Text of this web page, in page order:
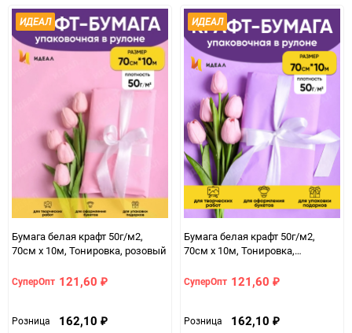
ИДЕАЛ
Бумага белая крафт 50г/м2,
70см x 10м, Тонировка, розовый
СуперОпт 121,60 ₽
Розница 162,10 ₽
ИДЕАЛ
Бумага белая крафт 50г/м2,
70см x 10м, Тонировка,
СуперОпт 121,60 ₽
Розница 162,10 ₽